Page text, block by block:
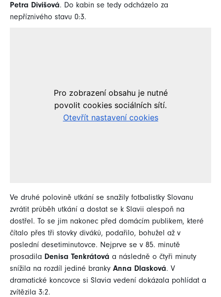
Petra Divišová. Do kabin se tedy odcházelo za
nepříznivého stavu 0:3.
Ve druhé polovině utkání se snažily fotbalistky Slovanu
zvrátit průběh utkání a dostat se k Slavii alespoň na
dostřel. To se jim nakonec před domácím publikem, které
čítalo přes tři stovky diváků, podařilo, bohužel až v
poslední desetiminutovce. Nejprve se v 85. minutě
prosadila Denisa Tenkrátová a následně o čtyři minuty
snížila na rozdíl jediné branky Anna Dlasková. V
dramatické koncovce si Slavia vedení dokázala pohlídat a
zvítězila 3:2.